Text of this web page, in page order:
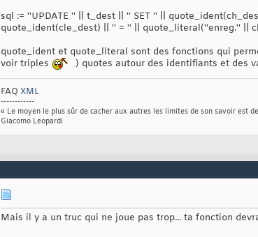
sql := ''UPDATE '' || t_dest || '' SET '' ||
quote_ident(cle_dest) || '' = '' || quote_literal(''enreg.'' ||
quote_ident et quote_literal sont des fonctions qui
voir triples
) quotes autour des identifiants et des
FAQ XML
------------
« Le moyen le plus sûr de cacher aux autres les limites de son savoir est
Giacomo Leopardi
Mais il y a un truc qui ne joue pas trop... ta fonction